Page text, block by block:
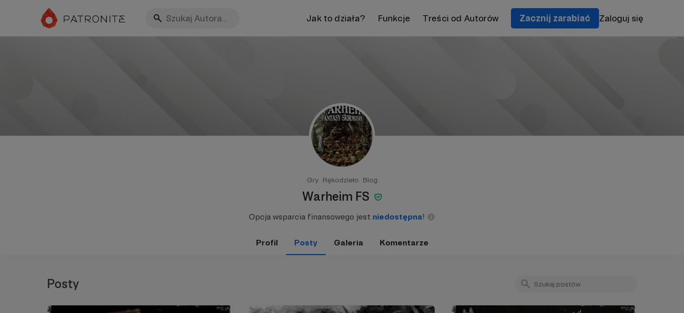
Jak to działa? Funkcje Treści od Autorów Zacznij zarabiać Zaloguj się
Gry Rękodzieło Blog
Warheim FS
Opcja wsparcia finansowego jest niedostępna!
Profil Posty Galeria Komentarze
Posty